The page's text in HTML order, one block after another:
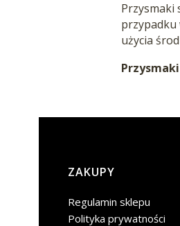
Przysmaki
przypadku
użycia
Linki w stopce
ZAKUPY
Regulamin sklepu
Polityka prywatności